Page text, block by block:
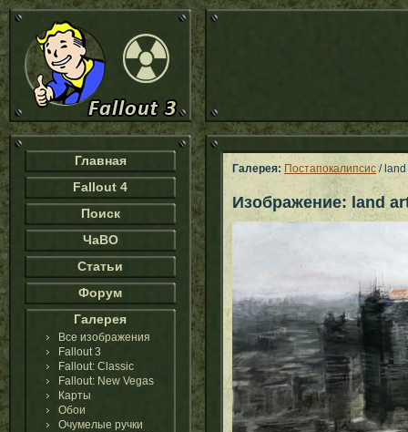
Главная
Fallout 4
Поиск
ЧаВО
Статьи
Форум
Галерея
Все изображения
Fallout 3
Fallout: Classic
Fallout: New Vegas
Карты
Обои
Очумелые ручки
Галерея: Постапокалипсис / land
Изображение: land